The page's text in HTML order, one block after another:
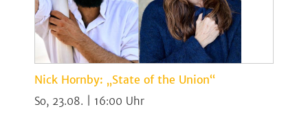
Nick Hornby: „State of the Union“
So, 23.08. | 16:00